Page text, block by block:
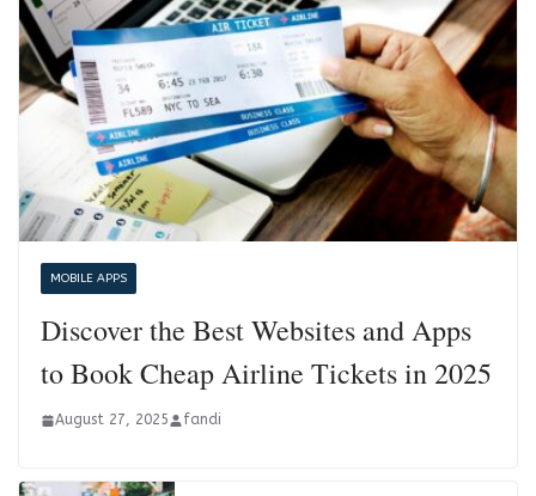
MOBILE APPS
Discover the Best Websites and Apps
to Book Cheap Airline Tickets in 2025
August 27, 2025 fandi